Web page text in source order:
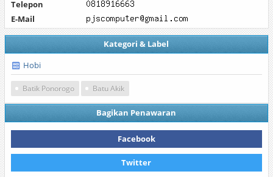
Telepon
E-Mail
Kategori & Label
Hobi
Batik Ponorogo Batu Akik
Bagikan Penawaran
Facebook
Twitter